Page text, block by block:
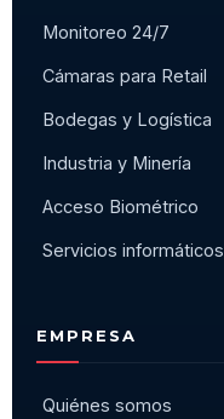
Monitoreo 24/7
Cámaras para Retail
Bodegas y Logística
Industria y Minería
Acceso Biométrico
Servicios informáticos
EMPRESA
Quiénes somos